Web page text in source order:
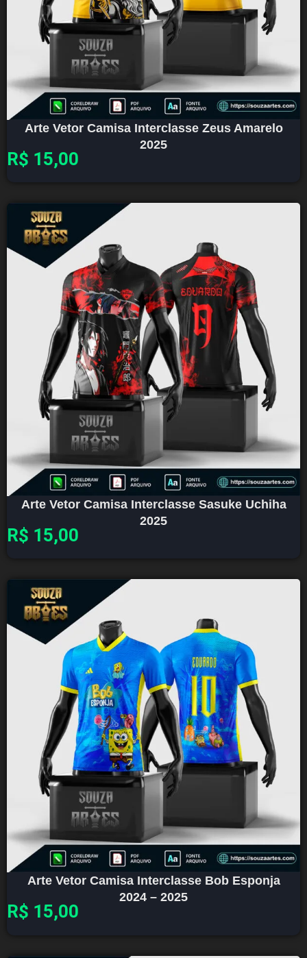
Arte Vetor Camisa Interclasse Zeus Amarelo
2025
R$ 15,00
Arte Vetor Camisa Interclasse Sasuke Uchiha
2025
R$ 15,00
Arte Vetor Camisa Interclasse Bob Esponja
2024 – 2025
R$ 15,00